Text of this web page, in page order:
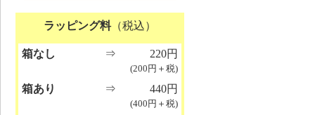
ラッピング料（税込）
箱なし ⇒ 220円
(200円＋税)
箱あり ⇒ 440円
(400円＋税)